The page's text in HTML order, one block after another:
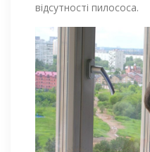
відсутності пилососа.